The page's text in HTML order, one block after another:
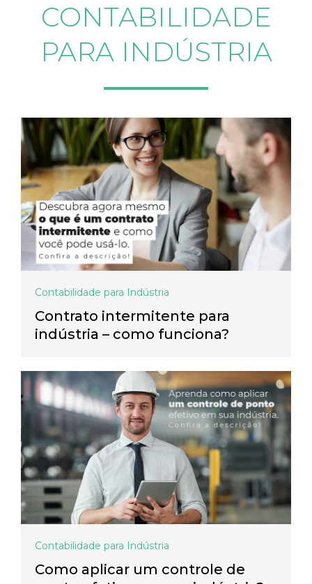
CONTABILIDADE
PARA INDÚSTRIA
Contabilidade para Indústria
Contrato intermitente para
indústria – como funciona?
Contabilidade para Indústria
Como aplicar um controle de